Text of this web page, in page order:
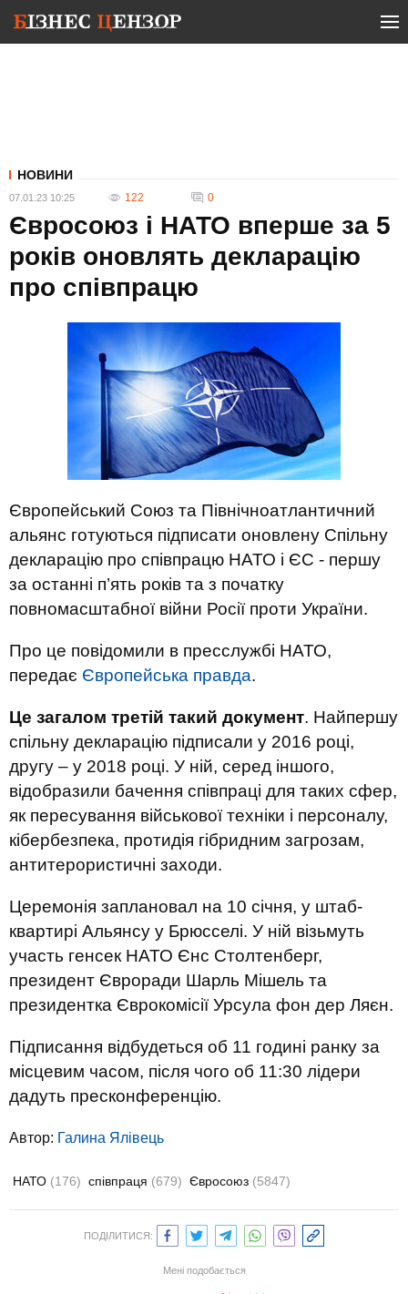
НОВИНИ
07.01.23 10:25 122 0
Євросоюз і НАТО вперше за 5
років оновлять декларацію
про співпрацю
Європейський Союз та Північноатлантичний
альянс готуються підписати оновлену Спільну
декларацію про співпрацю НАТО і ЄС - першу
за останні п’ять років та з початку
повномасштабної війни Росії проти України.
Про це повідомили в пресслужбі НАТО,
передає Європейська правда.
Це загалом третій такий документ. Найпершу
спільну декларацію підписали у 2016 році,
другу – у 2018 році. У ній, серед іншого,
відобразили бачення співпраці для таких сфер,
як пересування військової техніки і персоналу,
кібербезпека, протидія гібридним загрозам,
антитерористичні заходи.
Церемонія заплановал на 10 січня, у штаб-
квартирі Альянсу у Брюсселі. У ній візьмуть
участь генсек НАТО Єнс Столтенберг,
президент Євроради Шарль Мішель та
президентка Єврокомісії Урсула фон дер Ляєн.
Підписання відбудеться об 11 годині ранку за
місцевим часом, після чого об 11:30 лідери
дадуть пресконференцію.
Автор: Галина Ялівець
НАТО (176) співпраця (679) Євросоюз (5847)
ПОДІЛИТИСЯ:
Мені подобається